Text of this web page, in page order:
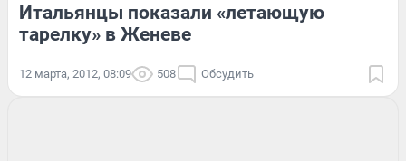
Итальянцы показали «летающую
тарелку» в Женеве
12 марта, 2012, 08:09 508 Обсудить